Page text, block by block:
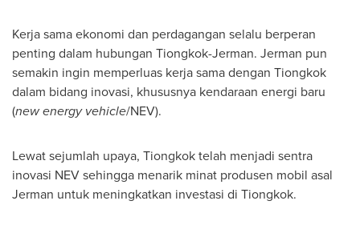
Kerja sama ekonomi dan perdagangan selalu berperan
penting dalam hubungan Tiongkok-Jerman. Jerman pun
semakin ingin memperluas kerja sama dengan Tiongkok
dalam bidang inovasi, khususnya kendaraan energi baru
(new energy vehicle/NEV).
Lewat sejumlah upaya, Tiongkok telah menjadi sentra
inovasi NEV sehingga menarik minat produsen mobil asal
Jerman untuk meningkatkan investasi di Tiongkok.